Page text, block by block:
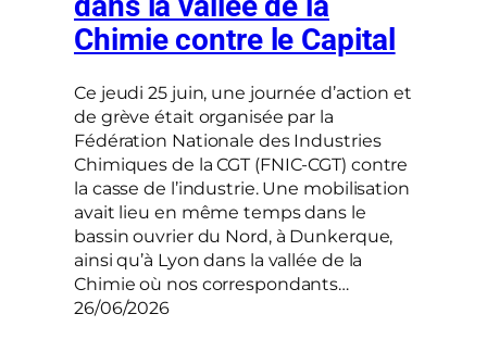
Chimie contre le Capital
Ce jeudi 25 juin, une journée d’action et
de grève était organisée par la
Fédération Nationale des Industries
Chimiques de la CGT (FNIC-CGT) contre
la casse de l’industrie. Une mobilisation
avait lieu en même temps dans le
bassin ouvrier du Nord, à Dunkerque,
ainsi qu’à Lyon dans la vallée de la
Chimie où nos correspondants…
26/06/2026